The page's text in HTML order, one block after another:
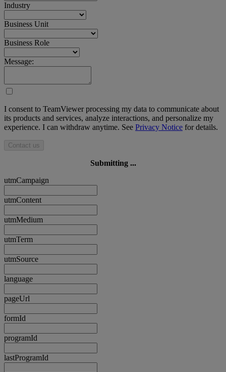
Industry
Business Unit
Business Role
Message:
I consent to TeamViewer processing my data to communicate about
its products and services, analyze interactions, and personalize my
experience. I can withdraw anytime. See Privacy Notice for details.
Contact us
Submitting ...
utmCampaign
utmContent
utmMedium
utmTerm
utmSource
language
pageUrl
formId
programId
lastProgramId